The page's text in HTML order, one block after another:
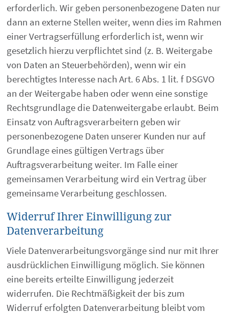
erforderlich. Wir geben personenbezogene Daten nur
dann an externe Stellen weiter, wenn dies im Rahmen
einer Vertragserfüllung erforderlich ist, wenn wir
gesetzlich hierzu verpflichtet sind (z. B. Weitergabe
von Daten an Steuerbehörden), wenn wir ein
berechtigtes Interesse nach Art. 6 Abs. 1 lit. f DSGVO
an der Weitergabe haben oder wenn eine sonstige
Rechtsgrundlage die Datenweitergabe erlaubt. Beim
Einsatz von Auftragsverarbeitern geben wir
personenbezogene Daten unserer Kunden nur auf
Grundlage eines gültigen Vertrags über
Auftragsverarbeitung weiter. Im Falle einer
gemeinsamen Verarbeitung wird ein Vertrag über
gemeinsame Verarbeitung geschlossen.
Widerruf Ihrer Einwilligung zur
Datenverarbeitung
Viele Datenverarbeitungsvorgänge sind nur mit Ihrer
ausdrücklichen Einwilligung möglich. Sie können
eine bereits erteilte Einwilligung jederzeit
widerrufen. Die Rechtmäßigkeit der bis zum
Widerruf erfolgten Datenverarbeitung bleibt vom